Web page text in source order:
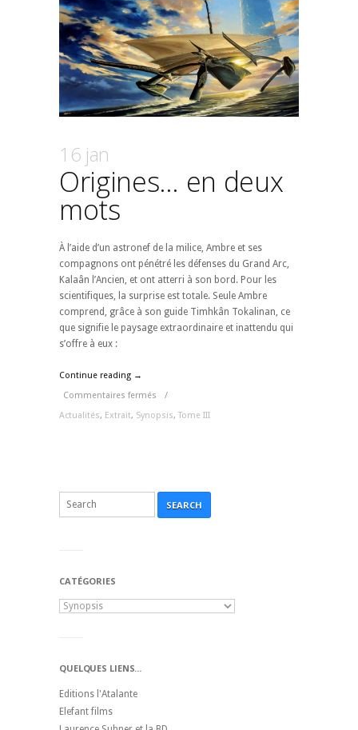
16 jan
Origines… en deux
mots
À l’aide d’un astronef de la milice, Ambre et ses
compagnons ont pénétré les défenses du Grand Arc,
Kalaân l’Ancien, et ont atterri à son bord. Pour les
scientifiques, la surprise est totale. Seule Ambre
comprend, grâce à son guide Timhkân Tokalinan, ce
que signifie le paysage extraordinaire et inattendu qui
s’offre à eux :
Continue reading →
Commentaires fermés
/
Actualités, Extrait, Synopsis, Tome III
SEARCH
CATÉGORIES
QUELQUES LIENS...
Editions l'Atalante
Elefant films